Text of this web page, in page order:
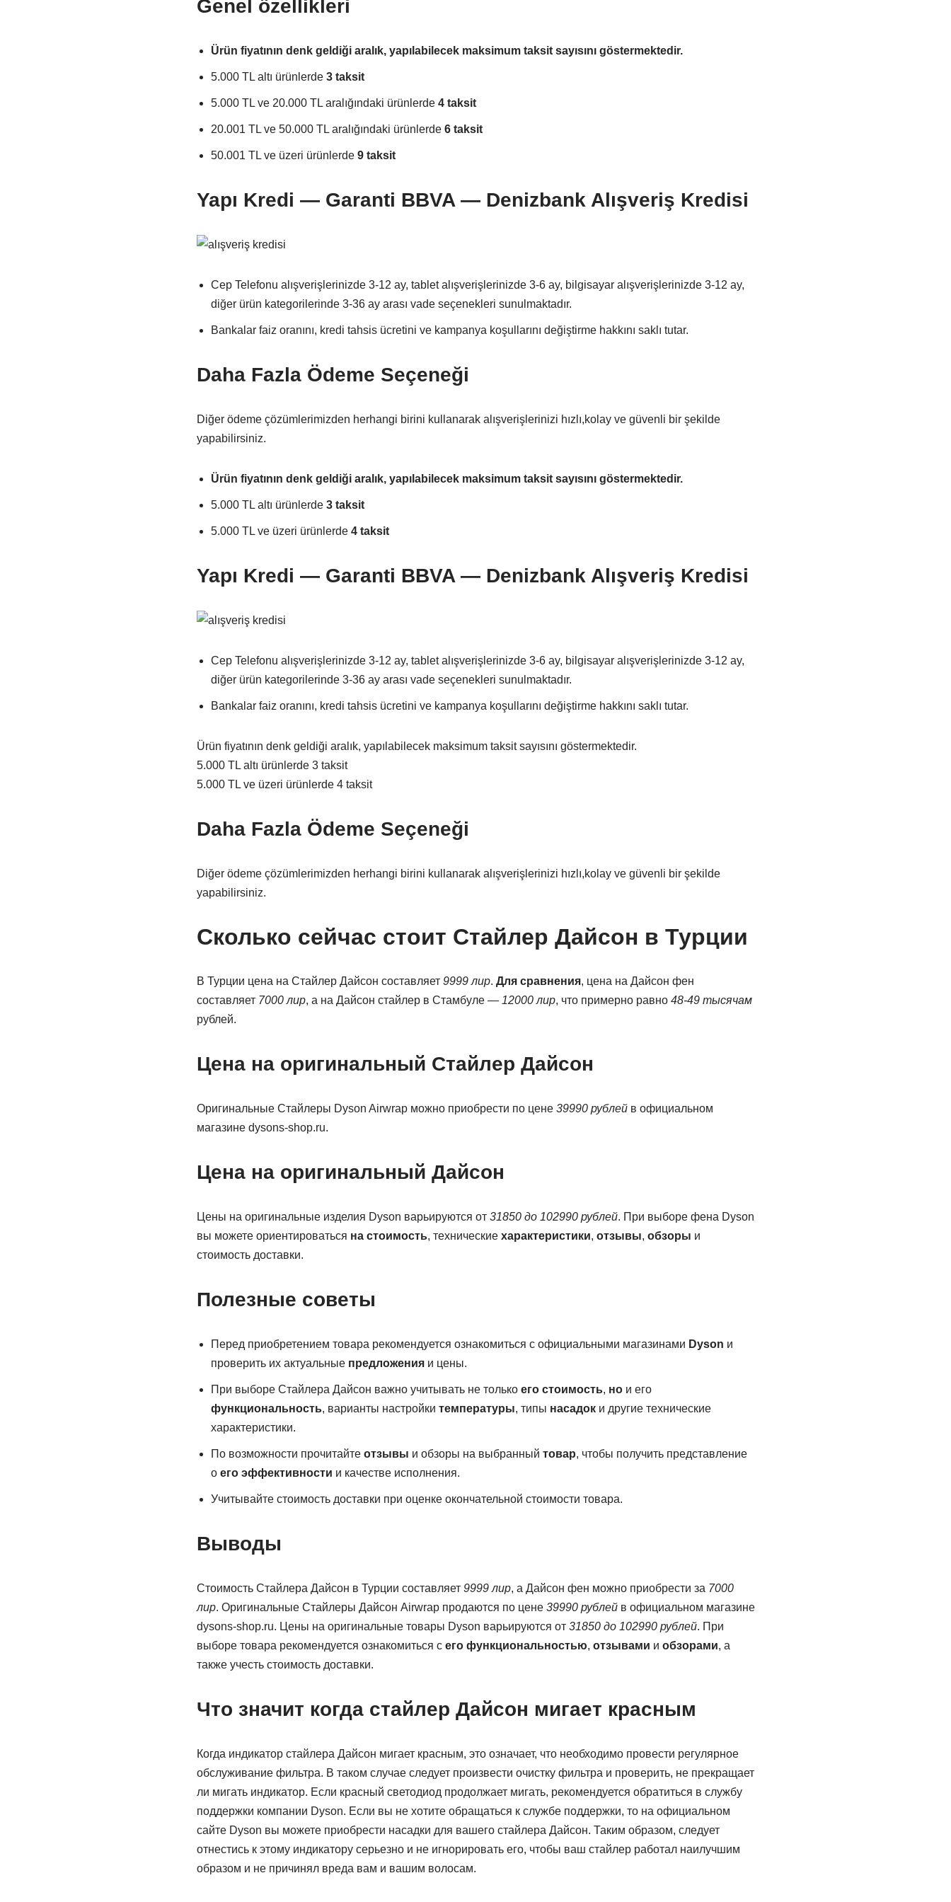
Genel özellikleri
Ürün fiyatının denk geldiği aralık, yapılabilecek maksimum taksit sayısını göstermektedir.
5.000 TL altı ürünlerde 3 taksit
5.000 TL ve 20.000 TL aralığındaki ürünlerde 4 taksit
20.001 TL ve 50.000 TL aralığındaki ürünlerde 6 taksit
50.001 TL ve üzeri ürünlerde 9 taksit
Yapı Kredi — Garanti BBVA — Denizbank Alışveriş Kredisi
Cep Telefonu alışverişlerinizde 3-12 ay, tablet alışverişlerinizde 3-6 ay, bilgisayar alışverişlerinizde 3-12 ay,
diğer ürün kategorilerinde 3-36 ay arası vade seçenekleri sunulmaktadır.
Bankalar faiz oranını, kredi tahsis ücretini ve kampanya koşullarını değiştirme hakkını saklı tutar.
Daha Fazla Ödeme Seçeneği
Diğer ödeme çözümlerimizden herhangi birini kullanarak alışverişlerinizi hızlı,kolay ve güvenli bir şekilde
yapabilirsiniz.
Ürün fiyatının denk geldiği aralık, yapılabilecek maksimum taksit sayısını göstermektedir.
5.000 TL altı ürünlerde 3 taksit
5.000 TL ve üzeri ürünlerde 4 taksit
Yapı Kredi — Garanti BBVA — Denizbank Alışveriş Kredisi
Cep Telefonu alışverişlerinizde 3-12 ay, tablet alışverişlerinizde 3-6 ay, bilgisayar alışverişlerinizde 3-12 ay,
diğer ürün kategorilerinde 3-36 ay arası vade seçenekleri sunulmaktadır.
Bankalar faiz oranını, kredi tahsis ücretini ve kampanya koşullarını değiştirme hakkını saklı tutar.
Ürün fiyatının denk geldiği aralık, yapılabilecek maksimum taksit sayısını göstermektedir.
5.000 TL altı ürünlerde 3 taksit
5.000 TL ve üzeri ürünlerde 4 taksit
Daha Fazla Ödeme Seçeneği
Diğer ödeme çözümlerimizden herhangi birini kullanarak alışverişlerinizi hızlı,kolay ve güvenli bir şekilde
yapabilirsiniz.
Сколько сейчас стоит Стайлер Дайсон в Турции
В Турции цена на Стайлер Дайсон составляет 9999 лир. Для сравнения, цена на Дайсон фен
составляет 7000 лир, а на Дайсон стайлер в Стамбуле — 12000 лир, что примерно равно 48-49 тысячам
рублей.
Цена на оригинальный Стайлер Дайсон
Оригинальные Стайлеры Dyson Airwrap можно приобрести по цене 39990 рублейв официальном
магазине dysons-shop.ru.
Цена на оригинальный Дайсон
Цены на оригинальные изделия Dyson варьируются от 31850 до 102990 рублей. При выборе фена Dyson
вы можете ориентироваться на стоимость, технические характеристики, отзывы, обзоры и
стоимость доставки.
Полезные советы
Перед приобретением товара рекомендуется ознакомиться с официальными магазинами Dyson и
проверить их актуальные предложенияи цены.
При выборе Стайлера Дайсон важно учитывать не только его стоимость, нои его
функциональность, варианты настройки температуры, типы насадоки другие технические
характеристики.
По возможности прочитайте отзывы и обзоры на выбранный товар, чтобы получить представление
о его эффективности и качестве исполнения.
Учитывайте стоимость доставки при оценке окончательной стоимости товара.
Выводы
Стоимость Стайлера Дайсон в Турции составляет 9999 лир, а Дайсон фен можно приобрести за 7000
лир. Оригинальные Стайлеры Дайсон Airwrap продаются по цене 39990 рублейв официальном магазине
dysons-shop.ru. Цены на оригинальные товары Dyson варьируются от 31850 до 102990 рублей. При
выборе товара рекомендуется ознакомиться с его функциональностью, отзывами и обзорами, а
также учесть стоимость доставки.
Что значит когда стайлер Дайсон мигает красным
Когда индикатор стайлера Дайсон мигает красным, это означает, что необходимо провести регулярное
обслуживание фильтра. В таком случае следует произвести очистку фильтра и проверить, не прекращает
ли мигать индикатор. Если красный светодиод продолжает мигать, рекомендуется обратиться в службу
поддержки компании Dyson. Если вы не хотите обращаться к службе поддержки, то на официальном
сайте Dyson вы можете приобрести насадки для вашего стайлера Дайсон. Таким образом, следует
отнестись к этому индикатору серьезно и не игнорировать его, чтобы ваш стайлер работал наилучшим
образом и не причинял вреда вам и вашим волосам.